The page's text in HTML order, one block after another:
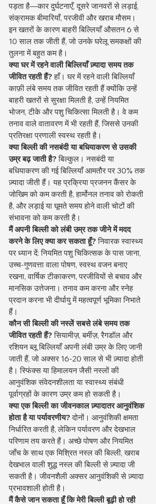
पड़ता है—कार दुर्घटनाएँ, दूसरे जानवरों से लड़ाई,
संक्रामक बीमारियाँ, परजीवी और खराब मौसम।
इन खतरों के कारण बाहरी बिल्लियाँ औसतन 6 से
10 साल तक जीती हैं, जो उनके घरेलू समकक्षों की
तुलना में बहुत कम है।
क्या घर में रहने वाली बिल्लियाँ ज़्यादा समय तक
जीवित रहती हैं? हाँ। घर में रहने वाली बिल्लियाँ
काफ़ी लंबे समय तक जीवित रहती हैं क्योंकि उन्हें
बाहरी खतरों से सुरक्षा मिलती है, उन्हें नियमित
भोजन, टीके और पशु चिकित्सा मिलती है। वे कम
तनाव वाले वातावरण में भी रहती हैं, जिससे उनकी
प्रतिरक्षा प्रणाली स्वस्थ रहती है।
क्या बिल्ली की नसबंदी या बधियाकरण से उसकी
उम्र बढ़ जाती है? बिल्कुल। नसबंदी या
बधियाकरण की गई बिल्लियाँ आमतौर पर 30% तक
ज़्यादा जीती हैं। यह प्रक्रिया प्रजनन कैंसर के
जोखिम को कम करती है, हार्मोनल तनाव को रोकती
है, और लड़ाई या घूमते समय होने वाली चोटों की
संभावना को कम करती है।
मैं अपनी बिल्ली को लंबी उम्र तक जीने में मदद
करने के लिए क्या कर सकता हूँ? निवारक स्वास्थ्य
पर ध्यान दें: नियमित पशु चिकित्सक के पास जाना,
उच्च-गुणवत्ता वाला पोषण, स्वस्थ वजन बनाए
रखना, वार्षिक टीकाकरण, परजीवियों से बचाव और
मानसिक उत्तेजना। तनाव कम करना और स्नेह
प्रदान करना भी दीर्घायु में महत्वपूर्ण भूमिका निभाते
हैं।
कौन सी बिल्ली की नस्लें सबसे लंबे समय तक
जीवित रहती हैं? सियामीज़, बर्मीज़, रैगडॉल और
रशियन ब्लू बिल्लियाँ अपनी लंबी उम्र के लिए जानी
जाती हैं, जो अक्सर 16-20 साल से भी ज़्यादा होती
है। स्फिंक्स या हिमालयन जैसी नस्लों की
आनुवंशिक संवेदनशीलता या स्वास्थ्य संबंधी
पूर्वाग्रहों के कारण उम्र कम हो सकती है।
क्या एक बिल्ली का जीवनकाल ज़्यादातर आनुवंशिक
होता है या पर्यावरणीय? दोनों। आनुवंशिकी क्षमता
निर्धारित करती है, लेकिन पर्यावरण और देखभाल
परिणाम तय करते हैं। अच्छे पोषण और नियमित
जाँच के साथ एक मिश्रित नस्ल की बिल्ली, खराब
देखभाल वाली शुद्ध नस्ल की बिल्ली से ज़्यादा जी
सकती है। जीवनशैली अक्सर आनुवंशिकी से ज़्यादा
प्रभावशाली होती है।
मैं कैसे जान सकता हूँ कि मेरी बिल्ली बूढ़ी हो रही